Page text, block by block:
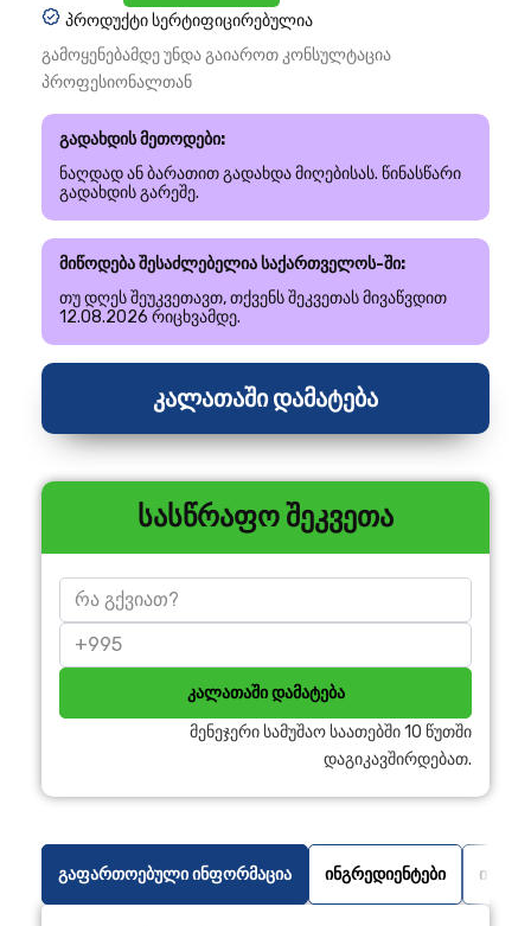
პროდუქტი სერტიფიცირებულია
გამოყენებამდე უნდა გაიაროთ კონსულტაცია
პროფესიონალთან
გადახდის მეთოდები:
ნაღდად ან ბარათით გადახდა მიღებისას. წინასწარი
გადახდის გარეშე.
მიწოდება შესაძლებელია საქართველოს-ში:
თუ დღეს შეუკვეთავთ, თქვენს შეკვეთას მივაწვდით
12.08.2026 რიცხვამდე.
კალათაში დამატება
სასწრაფო შეკვეთა
კალათაში დამატება
მენეჯერი სამუშაო საათებში 10 წუთში
დაგიკავშირდებათ.
გაფართოებული ინფორმაცია ინგრედიენტები